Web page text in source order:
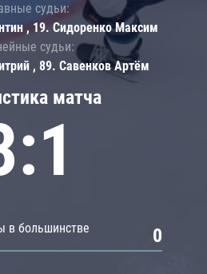
матча
в большинстве 0
судьи:
, 19. Сидоренко Максим
судьи:
, 89. Савенков Артём